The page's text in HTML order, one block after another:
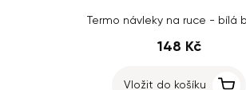
Termo návleky na ruce - bílá
148 Kč
Vložit do košíku